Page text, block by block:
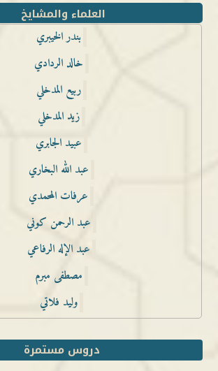
العلماء والمشايخ
بندر الخيبري
خالد الردادي
ربيع المدخلي
زيد المدخلي
عبيد الجابري
عبد الله البخاري
عرفات المحمدي
عبد الرحمن كوني
عبد الإله الرفاعي
مصطفى مبرم
وليد فلاتي
دروس مستمرة